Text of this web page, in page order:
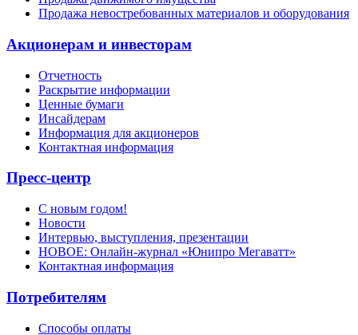
Продажа невостребованных материалов и оборудования
Акционерам и инвесторам
Отчетность
Раскрытие информации
Ценные бумаги
Инсайдерам
Информация для акционеров
Контактная информация
Пресс-центр
С новым годом!
Новости
Интервью, выступления, презентации
НОВОЕ: Онлайн-журнал «Юнипро Мегаватт»
Контактная информация
Потребителям
Способы оплаты